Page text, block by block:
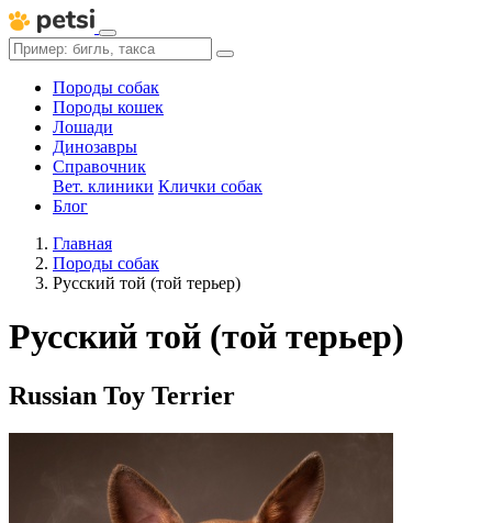
Породы собак
Породы кошек
Лошади
Динозавры
Справочник
Вет. клиники Клички собак
Блог
Главная
Породы собак
Русский той (той терьер)
Русский той (той терьер)
Russian Toy Terrier